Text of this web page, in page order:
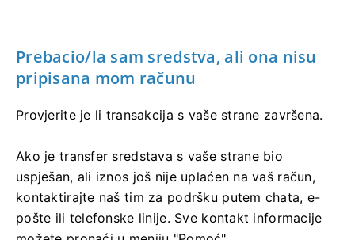
Prebacio/la sam sredstva, ali ona nisu
pripisana mom računu
Provjerite je li transakcija s vaše strane završena.
Ako je transfer sredstava s vaše strane bio
uspješan, ali iznos još nije uplaćen na vaš račun,
kontaktirajte naš tim za podršku putem chata, e-
pošte ili telefonske linije. Sve kontakt informacije